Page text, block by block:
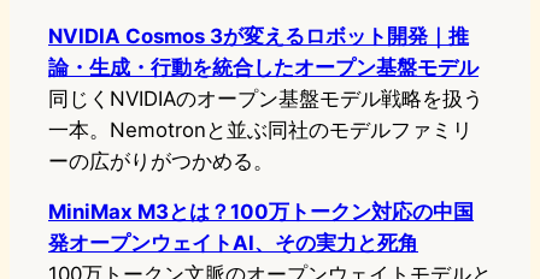
NVIDIA Cosmos 3が変えるロボット開発｜推
論・生成・行動を統合したオープン基盤モデル
同じくNVIDIAのオープン基盤モデル戦略を扱う
一本。Nemotronと並ぶ同社のモデルファミリ
ーの広がりがつかめる。
MiniMax M3とは？100万トークン対応の中国
発オープンウェイトAI、その実力と死角